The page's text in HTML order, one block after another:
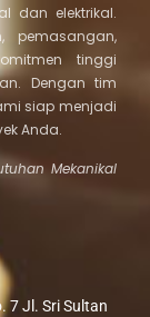
dan elektrikal.
pemasangan,
tinggi
Dengan tim
siap menjadi
Anda.
Mekanikal
7 Jl. Sri Sultan